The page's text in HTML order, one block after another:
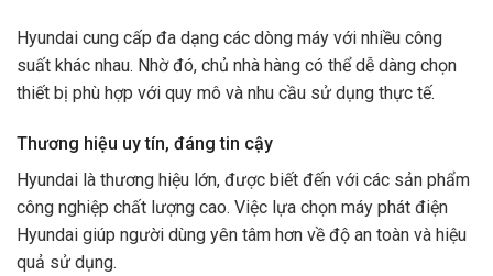
Hyundai cung cấp đa dạng các dòng máy với nhiều công
suất khác nhau. Nhờ đó, chủ nhà hàng có thể dễ dàng chọn
thiết bị phù hợp với quy mô và nhu cầu sử dụng thực tế.
Thương hiệu uy tín, đáng tin cậy
Hyundai là thương hiệu lớn, được biết đến với các sản phẩm
công nghiệp chất lượng cao. Việc lựa chọn máy phát điện
Hyundai giúp người dùng yên tâm hơn về độ an toàn và hiệu
quả sử dụng.